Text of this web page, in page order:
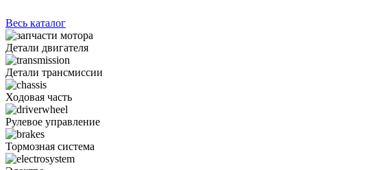
Весь каталог
Детали двигателя
Детали трансмиссии
Ходовая часть
Рулевое управление
Тормозная система